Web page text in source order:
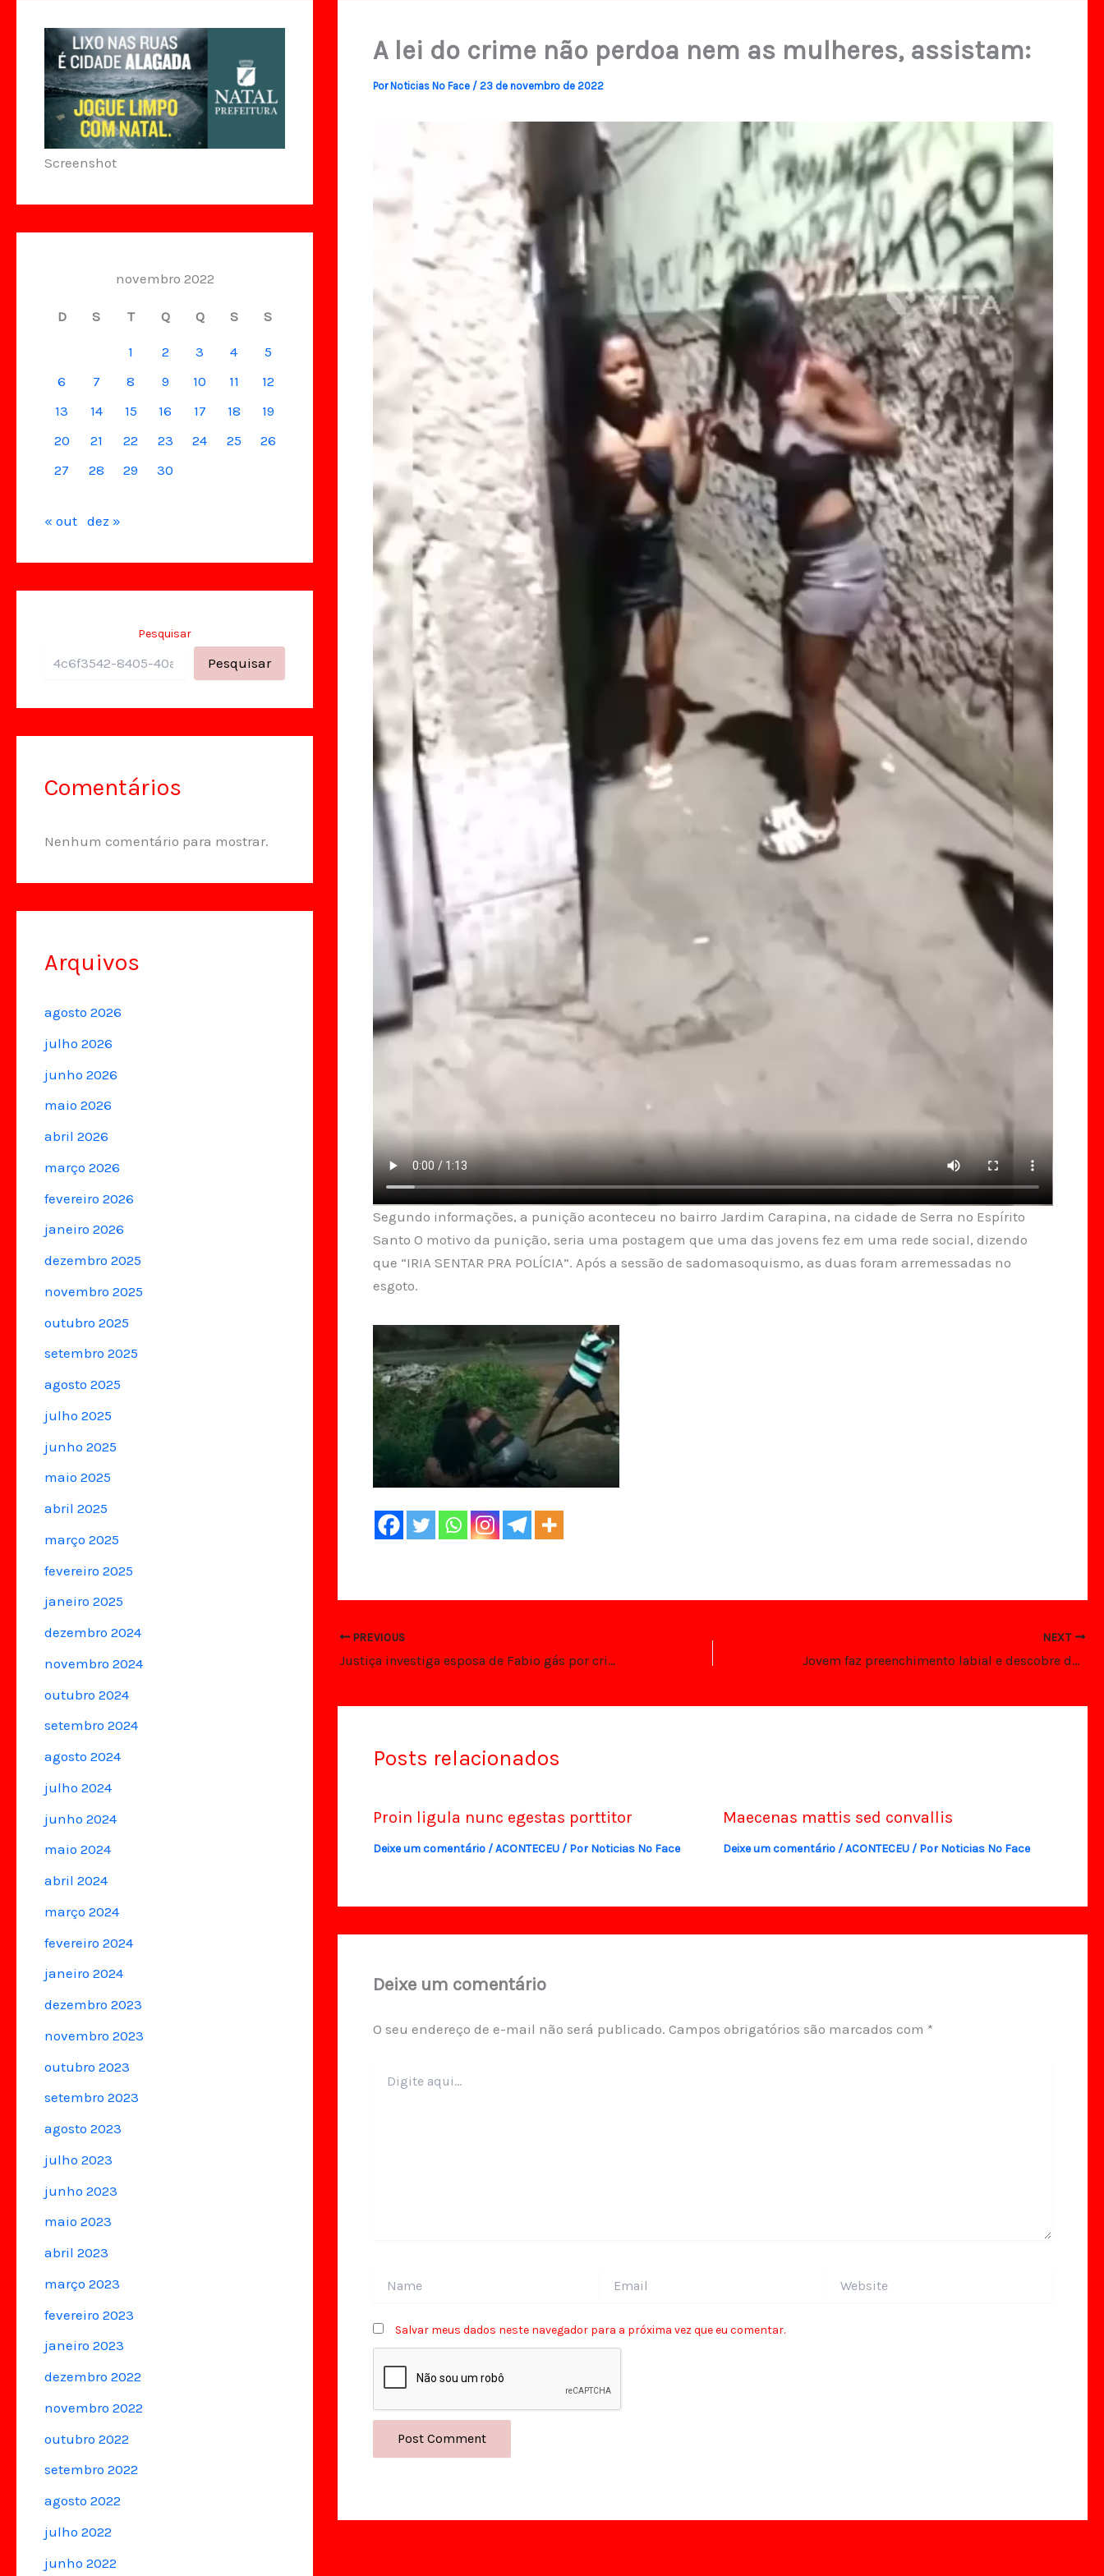
Screenshot
novembro 2022
D S T Q Q S S
1 2 3 4
5
6
7 8 9 10 11
12
13
14 15 16 17 18
19
20
21 22 23 24 25
26
27
28 29 30
« out dez »
Pesquisar
Pesquisar
Comentários
Nenhum comentário para mostrar.
Arquivos
agosto 2026
julho 2026
junho 2026
maio 2026
abril 2026
março 2026
fevereiro 2026
janeiro 2026
dezembro 2025
novembro 2025
outubro 2025
setembro 2025
agosto 2025
julho 2025
junho 2025
maio 2025
abril 2025
março 2025
fevereiro 2025
janeiro 2025
dezembro 2024
novembro 2024
outubro 2024
setembro 2024
agosto 2024
julho 2024
junho 2024
maio 2024
abril 2024
março 2024
fevereiro 2024
janeiro 2024
dezembro 2023
novembro 2023
outubro 2023
setembro 2023
agosto 2023
julho 2023
junho 2023
maio 2023
abril 2023
março 2023
fevereiro 2023
janeiro 2023
dezembro 2022
novembro 2022
outubro 2022
setembro 2022
agosto 2022
julho 2022
junho 2022
A lei do crime não perdoa nem as mulheres, assistam:
PorNoticias No Face / 23 de novembro de 2022
Segundo informações, a punição aconteceu no bairro Jardim Carapina, na cidade de Serra no Espírito
Santo O motivo da punição, seria uma postagem que uma das jovens fez em uma rede social, dizendo
que “IRIA SENTAR PRA POLÍCIA”. Após a sessão de sadomasoquismo, as duas foram arremessadas no
esgoto.
PREVIOUS
Justiça investiga esposa de Fabio gás por crime eleitoral em Canguaretama
NEXT
Jovem faz preenchimento labial e descobre doença rara conhecida como “boca de xibiu”
Posts relacionados
Proin ligula nunc egestas porttitor
Deixe um comentário /ACONTECEU/ Por Noticias No Face
Maecenas mattis sed convallis
Deixe um comentário /ACONTECEU / Por Noticias No Face
Deixe um comentário
O seu endereço de e-mail não será publicado. Campos obrigatórios são marcados com *
aqui...
Salvar meus dados neste navegador para a próxima vez que eu comentar.